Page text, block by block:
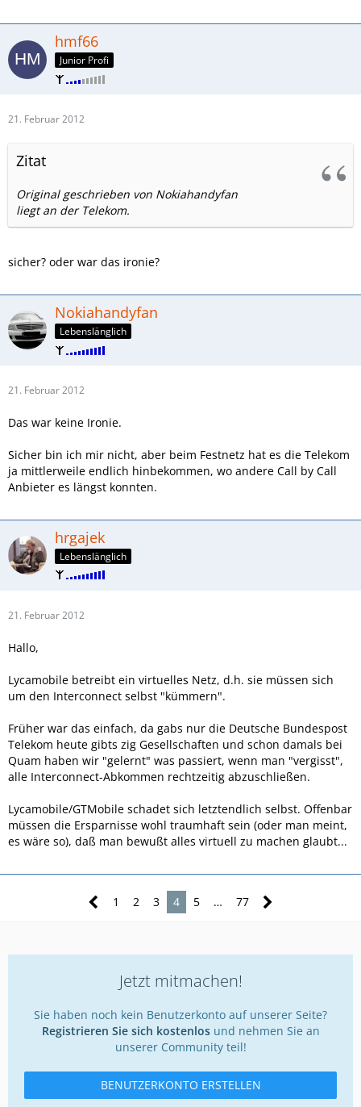
hmf66
Junior Profi
21. Februar 2012
Zitat
Original geschrieben von Nokiahandyfan
liegt an der Telekom.
sicher? oder war das ironie?
Nokiahandyfan
Lebenslänglich
21. Februar 2012
Das war keine Ironie.
Sicher bin ich mir nicht, aber beim Festnetz hat es die Telekom
ja mittlerweile endlich hinbekommen, wo andere Call by Call
Anbieter es längst konnten.
hrgajek
Lebenslänglich
21. Februar 2012
Hallo,
Lycamobile betreibt ein virtuelles Netz, d.h. sie müssen sich
um den Interconnect selbst "kümmern".
Früher war das einfach, da gabs nur die Deutsche Bundespost
Telekom heute gibts zig Gesellschaften und schon damals bei
Quam haben wir "gelernt" was passiert, wenn man "vergisst",
alle Interconnect-Abkommen rechtzeitig abzuschließen.
Lycamobile/GTMobile schadet sich letztendlich selbst. Offenbar
müssen die Ersparnisse wohl traumhaft sein (oder man meint,
es wäre so), daß man bewußt alles virtuell zu machen glaubt...
1 2 3 4 5 … 77
Jetzt mitmachen!
Sie haben noch kein Benutzerkonto auf unserer Seite?
Registrieren Sie sich kostenlosund nehmen Sie an
unserer Community teil!
BENUTZERKONTO ERSTELLEN